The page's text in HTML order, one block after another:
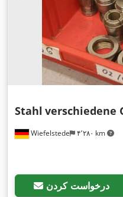
Wiefelstede ۴٬۲۸۰ km
Stahl verschiedene
درخواست کردن